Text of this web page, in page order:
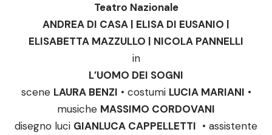
Teatro Nazionale
ANDREA DI CASA | ELISA DI EUSANIO |
ELISABETTA MAZZULLO | NICOLA PANNELLI
in
L’UOMO DEI SOGNI
scene LAURA BENZI • costumi LUCIA MARIANI •
musiche MASSIMO CORDOVANI
disegno luci GIANLUCA CAPPELLETTI • assistente